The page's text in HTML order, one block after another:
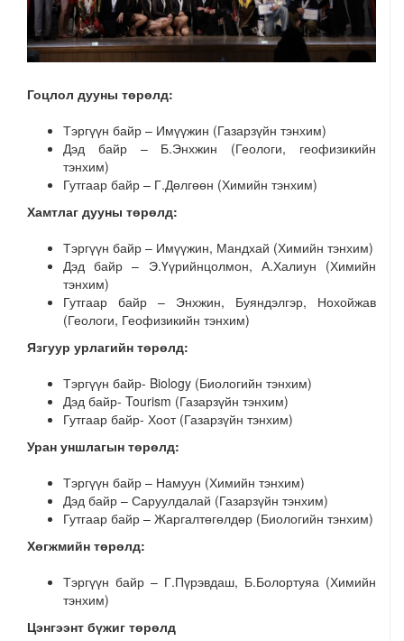
Гоцлол дууны төрөлд:
Тэргүүн байр – Имүүжин (Газарзүйн тэнхим)
Дэд байр – Б.Энхжин (Геологи, геофизикийн
тэнхим)
Гутгаар байр – Г.Дөлгөөн (Химийн тэнхим)
Хамтлаг дууны төрөлд:
Тэргүүн байр – Имүүжин, Мандхай (Химийн тэнхим)
Дэд байр – Э.Үүрийнцолмон, А.Халиун (Химийн
тэнхим)
Гутгаар байр – Энхжин, Буяндэлгэр, Нохойжав
(Геологи, Геофизикийн тэнхим)
Язгуур урлагийн төрөлд:
Тэргүүн байр- Biology (Биологийн тэнхим)
Дэд байр- Tourism (Газарзүйн тэнхим)
Гутгаар байр- Хоот(Газарзүйн тэнхим)
Уран уншлагын төрөлд:
Тэргүүн байр – Намуун (Химийн тэнхим)
Дэд байр – Саруулдалай (Газарзүйн тэнхим)
Гутгаар байр – Жаргалтөгөлдөр (Биологийн тэнхим)
Хөгжмийн төрөлд:
Тэргүүн байр – Г.Пүрэвдаш, Б.Болортуяа (Химийн
тэнхим)
Цэнгээнт бүжиг төрөлд